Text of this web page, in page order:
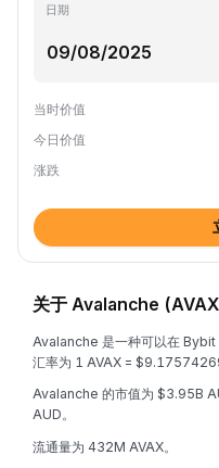
日期
当时价值
今日价值
涨跌
关于 Avalanche
Avalanche 是一种可以在
汇率为 1 AVAX =
Avalanche 的市值为 $3.95B
AUD。
流通量为 432M AVAX。